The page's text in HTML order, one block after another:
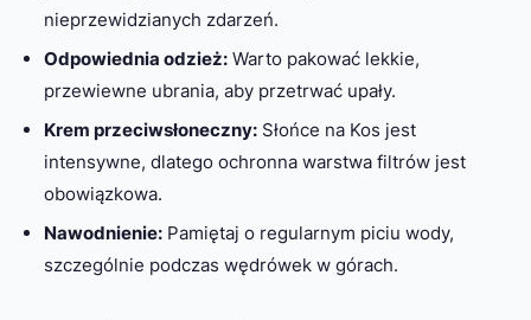
nieprzewidzianych zdarzeń.
Odpowiednia odzież:Warto pakować lekkie,
przewiewne ubrania, aby przetrwać upały.
Krem przeciwsłoneczny:Słońce na Kos jest
intensywne, dlatego ochronna warstwa filtrów jest
obowiązkowa.
Nawodnienie:Pamiętaj o regularnym piciu wody,
szczególnie podczas wędrówek w górach.